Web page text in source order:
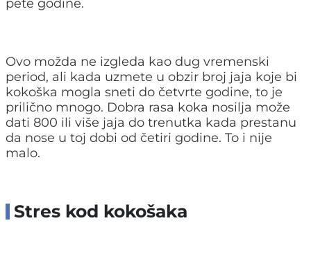
pete godine.
Ovo možda ne izgleda kao dug vremenski
period, ali kada uzmete u obzir broj jaja koje bi
kokoška mogla sneti do četvrte godine, to je
prilično mnogo. Dobra rasa koka nosilja može
dati 800 ili više jaja do trenutka kada prestanu
da nose u toj dobi od četiri godine. To i nije
malo.
Stres kod kokošaka